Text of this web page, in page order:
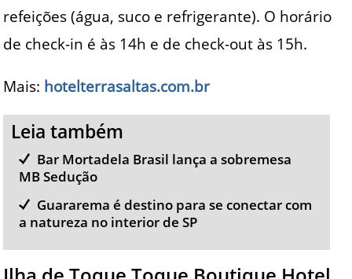
refeições (água, suco e refrigerante). O horário
de check-in é às 14h e de check-out às 15h.
Mais: hotelterrasaltas.com.br
Leia também
Bar Mortadela Brasil lança a sobremesa
MB Sedução
Guararema é destino para se conectar com
a natureza no interior de SP